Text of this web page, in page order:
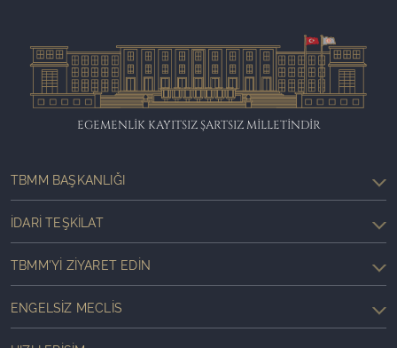
EGEMENLİK KAYITSIZ ŞARTSIZ MİLLETİNDİR
TBMM BAŞKANLIĞI
İDARI TEŞKILAT
TBMM'YI ZIYARET EDIN
ENGELSIZ MECLIS